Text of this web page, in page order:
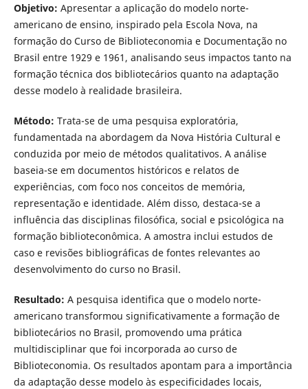
Objetivo: Apresentar a aplicação do modelo norte-
americano de ensino, inspirado pela Escola Nova, na
formação do Curso de Biblioteconomia e Documentação no
Brasil entre 1929 e 1961, analisando seus impactos tanto na
formação técnica dos bibliotecários quanto na adaptação
desse modelo à realidade brasileira.
Método: Trata-se de uma pesquisa exploratória,
fundamentada na abordagem da Nova História Cultural e
conduzida por meio de métodos qualitativos. A análise
baseia-se em documentos históricos e relatos de
experiências, com foco nos conceitos de memória,
representação e identidade. Além disso, destaca-se a
influência das disciplinas filosófica, social e psicológica na
formação biblioteconômica. A amostra inclui estudos de
caso e revisões bibliográficas de fontes relevantes ao
desenvolvimento do curso no Brasil.
Resultado: A pesquisa identifica que o modelo norte-
americano transformou significativamente a formação de
bibliotecários no Brasil, promovendo uma prática
multidisciplinar que foi incorporada ao curso de
Biblioteconomia. Os resultados apontam para a importância
da adaptação desse modelo às especificidades locais,